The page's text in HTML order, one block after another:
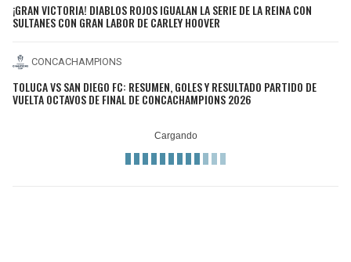
¡GRAN VICTORIA! DIABLOS ROJOS IGUALAN LA SERIE DE LA REINA CON
SULTANES CON GRAN LABOR DE CARLEY HOOVER
CONCACHAMPIONS
TOLUCA VS SAN DIEGO FC: RESUMEN, GOLES Y RESULTADO PARTIDO DE
VUELTA OCTAVOS DE FINAL DE CONCACHAMPIONS 2026